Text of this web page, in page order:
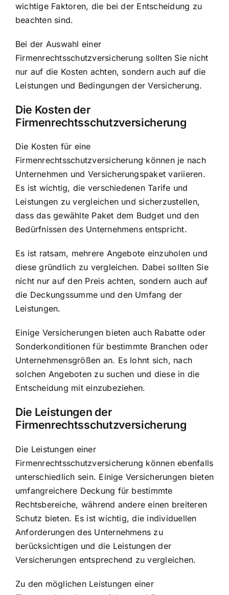
wichtige Faktoren, die bei der Entscheidung zu
beachten sind.
Bei der Auswahl einer
Firmenrechtsschutzversicherung sollten Sie nicht
nur auf die Kosten achten, sondern auch auf die
Leistungen und Bedingungen der Versicherung.
Die Kosten der
Firmenrechtsschutzversicherung
Die Kosten für eine
Firmenrechtsschutzversicherung können je nach
Unternehmen und Versicherungspaket variieren.
Es ist wichtig, die verschiedenen Tarife und
Leistungen zu vergleichen und sicherzustellen,
dass das gewählte Paket dem Budget und den
Bedürfnissen des Unternehmens entspricht.
Es ist ratsam, mehrere Angebote einzuholen und
diese gründlich zu vergleichen. Dabei sollten Sie
nicht nur auf den Preis achten, sondern auch auf
die Deckungssumme und den Umfang der
Leistungen.
Einige Versicherungen bieten auch Rabatte oder
Sonderkonditionen für bestimmte Branchen oder
Unternehmensgrößen an. Es lohnt sich, nach
solchen Angeboten zu suchen und diese in die
Entscheidung mit einzubeziehen.
Die Leistungen der
Firmenrechtsschutzversicherung
Die Leistungen einer
Firmenrechtsschutzversicherung können ebenfalls
unterschiedlich sein. Einige Versicherungen bieten
umfangreichere Deckung für bestimmte
Rechtsbereiche, während andere einen breiteren
Schutz bieten. Es ist wichtig, die individuellen
Anforderungen des Unternehmens zu
berücksichtigen und die Leistungen der
Versicherungen entsprechend zu vergleichen.
Zu den möglichen Leistungen einer